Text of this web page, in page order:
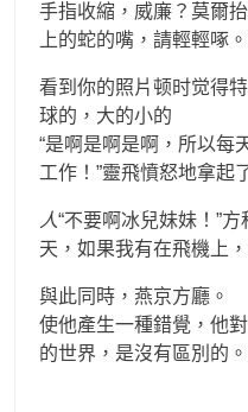
手指收縮，威廉？莫爾
上的蛇的嘴，請輕輕啄
看到你的照片顿时觉得
球的，大的小的
“是啊是啊是啊，所以每
工作！”靈飛憤怒地拿起
人“不要啊冰兒妹妹！”
天，如果我有在飛機上
與此同時，燕京方廳。
使他產生一種錯覺，他
的世界，是沒有區別的